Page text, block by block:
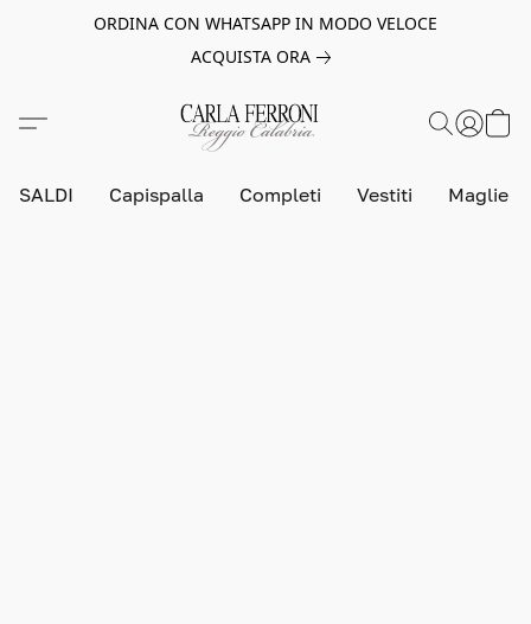
ORDINA CON WHATSAPP IN MODO VELOCE
ACQUISTA ORA
SALDI Capispalla Completi Vestiti Maglie e